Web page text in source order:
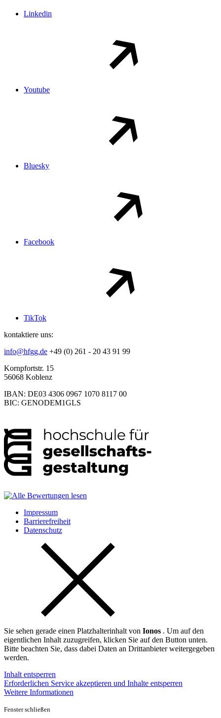
Linkedin
Youtube
Bluesky
Facebook
TikTok
kontaktiere uns:
info@hfgg.de +49 (0) 261 - 20 43 91 99
Kornpfortstr. 15
56068 Koblenz
IBAN: DE03 4306 0967 1070 8117 00
BIC: GENODEM1GLS
Impressum
Barrierefreiheit
Datenschutz
Sie sehen gerade einen Platzhalterinhalt von Ionos . Um auf den
eigentlichen Inhalt zuzugreifen, klicken Sie auf den Button unten.
Bitte beachten Sie, dass dabei Daten an Drittanbieter weitergegeben
werden.
Inhalt entsperren
Erforderlichen Service akzeptieren und Inhalte entsperren
Weitere Informationen
Fenster schließen